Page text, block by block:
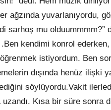
ağzında yuvarlanıyordu,
sarhoş mu olduummmm?”
kendimi konrol
istiyordum. Ben
dışında henüz ilişki
söylüyordu.Vakit
Kısa bir süre sonra